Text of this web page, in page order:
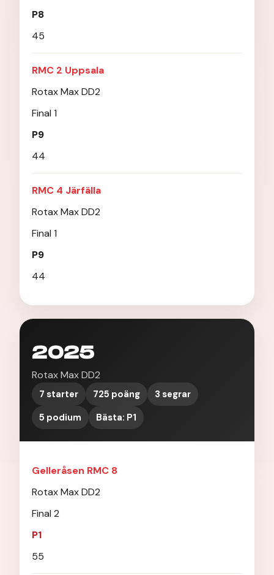
P8
45
RMC 2 Uppsala
Rotax Max DD2
Final 1
P9
44
RMC 4 Järfälla
Rotax Max DD2
Final 1
P9
44
2025
Rotax Max DD2
7 starter 725 poäng
3 segrar
5 podium
Bästa: P1
Gelleråsen RMC 8
Rotax Max DD2
Final 2
P1
55